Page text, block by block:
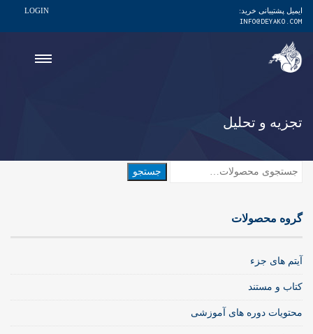
ایمیل پشتیبانی خرید:
INFO@DEYAKO.COM
LOGIN
تجزیه و تحلیل
جستجو
گروه محصولات
آیتم های جزء
کتاب و مستند
محتویات دوره های آموزشی